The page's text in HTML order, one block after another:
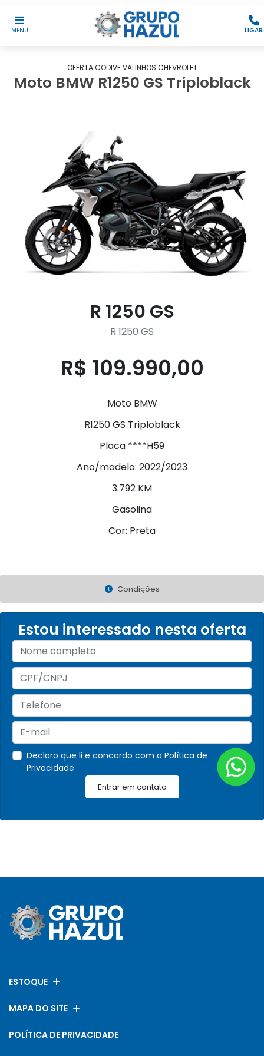
MENU LIGAR
OFERTA CODIVE VALINHOS CHEVROLET
Moto BMW R1250 GS Triploblack
R 1250 GS
R 1250 GS
R$ 109.990,00
Moto BMW
R1250 GS Triploblack
Placa ****H59
Ano/modelo: 2022/2023
3.792 KM
Gasolina
Cor: Preta
Condições
Estou interessado nesta oferta
Declaro que li e concordo com a Política de
Privacidade
Entrar em contato
ESTOQUE
MAPA DO SITE
POLÍTICA DE PRIVACIDADE